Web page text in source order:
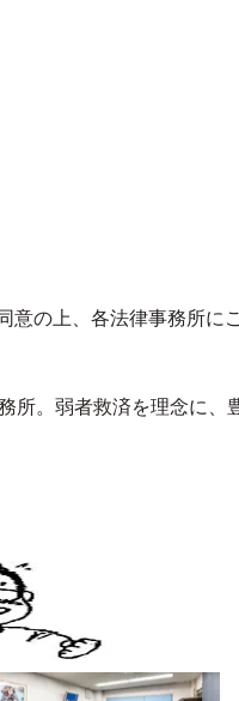
意の上、各法律事務所に
所。弱者救済を理念に、